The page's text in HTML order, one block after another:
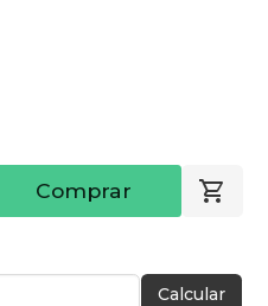
Comprar
Calcular